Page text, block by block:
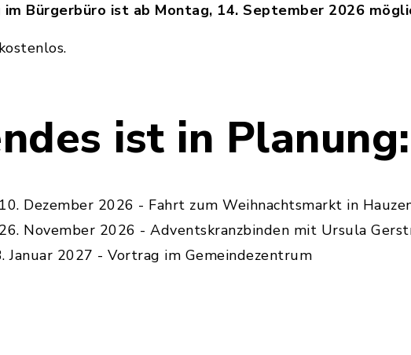
im Bürgerbüro ist ab Montag, 14. September 2026
ist in Planung:
Dezember 2026 - Fahrt zum Weihnachtsmarkt in
November 2026 - Adventskranzbinden mit Ursula
Januar 2027 - Vortrag im Gemeindezentrum